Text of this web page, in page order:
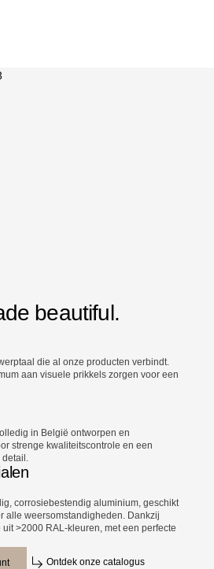
beautiful.
die al onze producten verbindt.
aan visuele prikkels zorgen voor een
in België ontworpen en
strenge kwaliteitscontrole en een
corrosiebestendig aluminium, geschikt
alle weersomstandigheden. Dankzij
>2000 RAL-kleuren, met een perfecte
Ontdek onze catalogus